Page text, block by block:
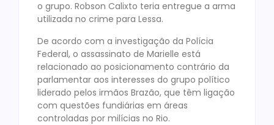
o grupo. Robson Calixto teria entregue a arma
utilizada no crime para Lessa.
De acordo com a investigação da Polícia
Federal, o assassinato de Marielle está
relacionado ao posicionamento contrário da
parlamentar aos interesses do grupo político
liderado pelos irmãos Brazão, que têm ligação
com questões fundiárias em áreas
controladas por milícias no Rio.